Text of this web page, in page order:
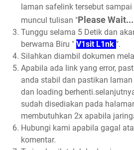
laman safelink tersebut
muncul tulisan "Please Wait...
Tunggu selama 5 Detik dan
berwarna Biru " V1sit L1nk ".
Silahkan diambil dokumen
Apabila ada link yang error,
anda stabil dan pastikan
dan loading
sudah disediakan pada
membutuhkan 2x apabila
Hubungi kami apabila gagal
komentar.